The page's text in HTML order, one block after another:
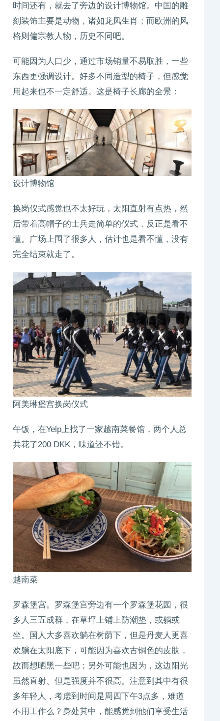
时间还有，就去了旁边的设计博物馆。中国的雕
刻装饰主要是动物，诸如龙凤生肖；而欧洲的风
格则偏宗教人物，历史不同吧。
可能因为人口少，通过市场销量不易取胜，一些
东西更强调设计。好多不同造型的椅子，但感觉
用起来也不一定舒适。这是椅子长廊的全景：
设计博物馆
换岗仪式感觉也不太好玩，太阳直射有点热，然
后带着高帽子的士兵走简单的仪式，反正是看不
懂。广场上围了很多人，估计也是看不懂，没有
完全结束就走了。
阿美琳堡宫换岗仪式
午饭，在Yelp上找了一家越南菜餐馆，两个人总
共花了200 DKK，味道还不错。
越南菜
罗森堡宫。罗森堡宫旁边有一个罗森堡花园，很
多人三五成群，在草坪上铺上防潮垫，或躺或
坐。国人大多喜欢躺在树荫下，但是丹麦人更喜
欢躺在太阳底下，可能因为喜欢古铜色的皮肤，
故而想晒黑一些吧；另外可能也因为，这边阳光
虽然直射、但是强度并不很高。注意到其中有很
多年轻人，考虑到时间是周四下午3点多，难道
不用工作么？身处其中，能感觉到他们享受生活